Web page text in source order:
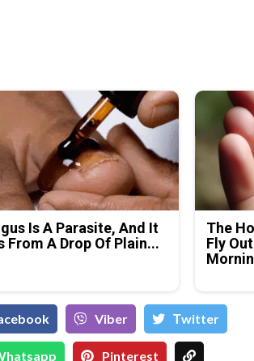
Is A Parasite, And It
From A Drop Of Plain...
The
Fly
Viber Тwitter
Pinterest